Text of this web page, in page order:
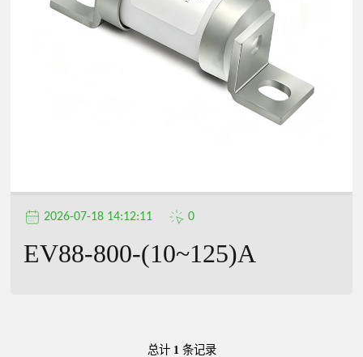
2026-07-18 14:12:11 0
EV88-800-(10~125)A
总计 1 条记录